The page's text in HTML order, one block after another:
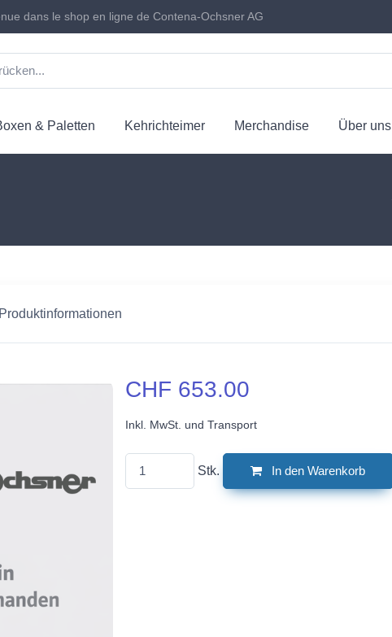
dans le shop en ligne de Contena-Ochsner AG
& Paletten Kehrichteimer Merchandise Über uns
CHF 653.00
Inkl. MwSt. und Transport
Stk. In den Warenkorb